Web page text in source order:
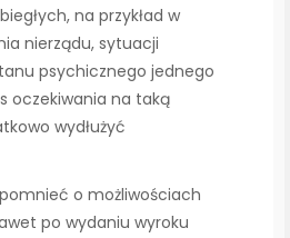
na przykład w
nierządu, sytuacji
psychicznego jednego
oczekiwania na taką
wydłużyć
o możliwościach
po wydaniu wyroku